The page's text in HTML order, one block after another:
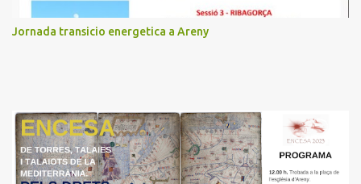
Jornada transicio energetica a Areny